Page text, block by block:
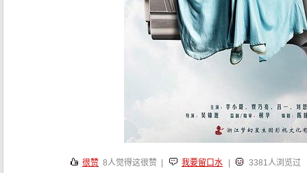
很赞 8人觉得这很赞 | 我要留口水 3381人浏览过